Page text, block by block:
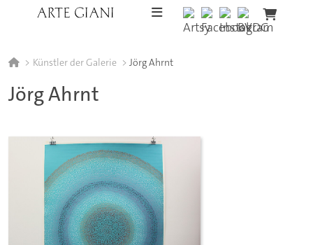
Skip to content
Künstler der Galerie Jörg Ahrnt
Jörg Ahrnt